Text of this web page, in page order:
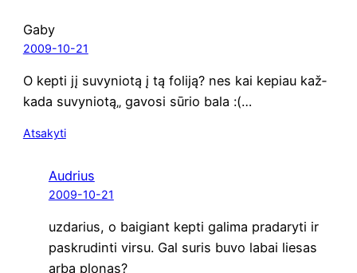
Gaby
2009-10-21
O kep­ti jį suvy­nio­tą į tą foli­ją? nes kai kepiau kaž­
ka­da suvy­nio­tą„ gavo­si sūrio bala :(…
Atsakyti
Audrius
2009-10-21
uzda­rius, o bai­giant kep­ti gali­ma pra­da­ry­ti ir
paskru­din­ti vir­su. Gal suris buvo labai lie­sas
arba plonas?